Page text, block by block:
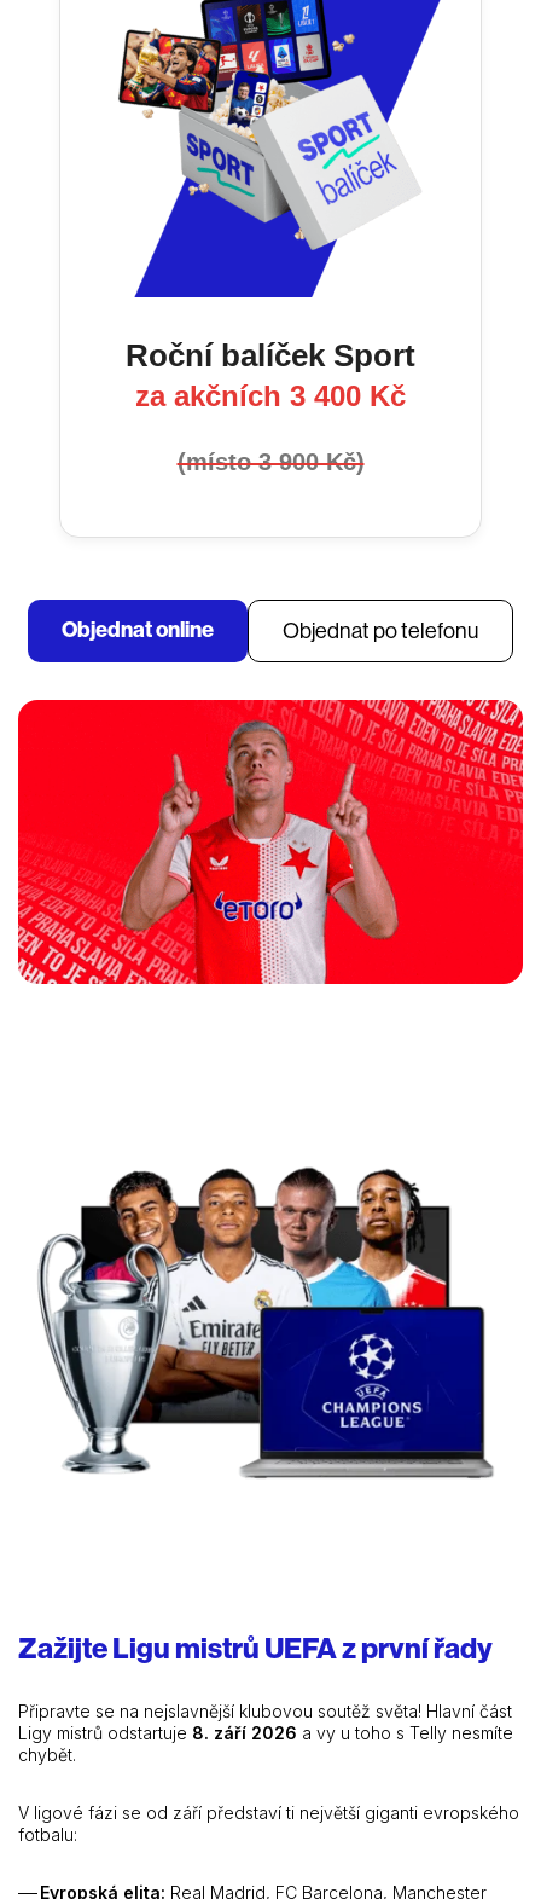
Roční balíček Sport
za akčních 3 400 Kč
(místo 3 900 Kč)
Objednat online Objednat po telefonu
Zažijte Ligu mistrů UEFA z první řady
Připravte se na nejslavnější klubovou soutěž světa! Hlavní část
Ligy mistrů odstartuje 8. září 2026 a vy u toho s Telly nesmíte
chybět.
V ligové fázi se od září představí ti největší giganti evropského
fotbalu:
Evropská elita: Real Madrid, FC Barcelona, Manchester